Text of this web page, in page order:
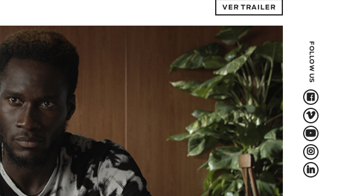
FOLLOW US
F
V
Q
L
f
VER TRAILER